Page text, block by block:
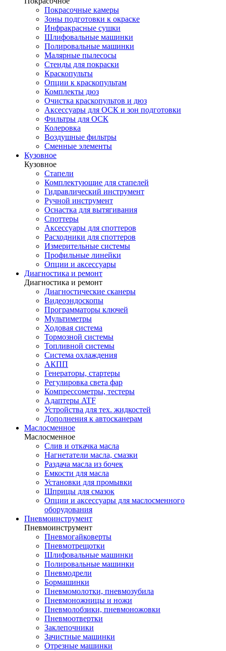
Покрасочные камеры
Зоны подготовки к окраске
Инфракрасные сушки
Шлифовальные машинки
Полировальные машинки
Малярные пылесосы
Стенды для покраски
Краскопульты
Опции к краскопультам
Комплекты дюз
Очистка краскопультов и дюз
Аксессуары для ОСК и зон подготовки
Фильтры для ОСК
Колеровка
Воздушные фильтры
Сменные элементы
Кузовное
Кузовное
Стапели
Комплектующие для стапелей
Гидравлический инструмент
Ручной инструмент
Оснастка для вытягивания
Споттеры
Аксессуары для споттеров
Расходники для споттеров
Измерительные системы
Профильные линейки
Опции и аксессуары
Диагностика и ремонт
Диагностика и ремонт
Диагностические сканеры
Видеоэндоскопы
Программаторы ключей
Мультиметры
Ходовая система
Тормозной системы
Топливной системы
Система охлаждения
АКПП
Генераторы, стартеры
Регулировка света фар
Компрессометры, тестеры
Адаптеры ATF
Устройства для тех. жидкостей
Дополнения к автосканерам
Маслосменное
Маслосменное
Слив и откачка масла
Нагнетатели масла, смазки
Раздача масла из бочек
Емкости для масла
Установки для промывки
Шприцы для смазок
Опции и аксессуары для маслосменного
оборудования
Пневмоинструмент
Пневмоинструмент
Пневмогайковерты
Пневмотрещотки
Шлифовальные машинки
Полировальные машинки
Пневмодрели
Бормашинки
Пневмомолотки, пневмозубила
Пневмоножницы и ножи
Пневмолобзики, пневмоножовки
Пневмоотвертки
Заклепочники
Зачистные машинки
Отрезные машинки